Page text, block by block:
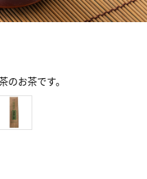
のお茶です。